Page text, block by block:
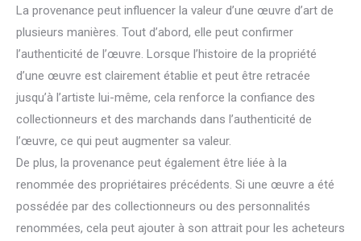
La provenance peut influencer la valeur d’une œuvre d’art de
plusieurs manières. Tout d’abord, elle peut confirmer
l’authenticité de l’œuvre. Lorsque l’histoire de la propriété
d’une œuvre est clairement établie et peut être retracée
jusqu’à l’artiste lui-même, cela renforce la confiance des
collectionneurs et des marchands dans l’authenticité de
l’œuvre, ce qui peut augmenter sa valeur.
De plus, la provenance peut également être liée à la
renommée des propriétaires précédents. Si une œuvre a été
possédée par des collectionneurs ou des personnalités
renommées, cela peut ajouter à son attrait pour les acheteurs